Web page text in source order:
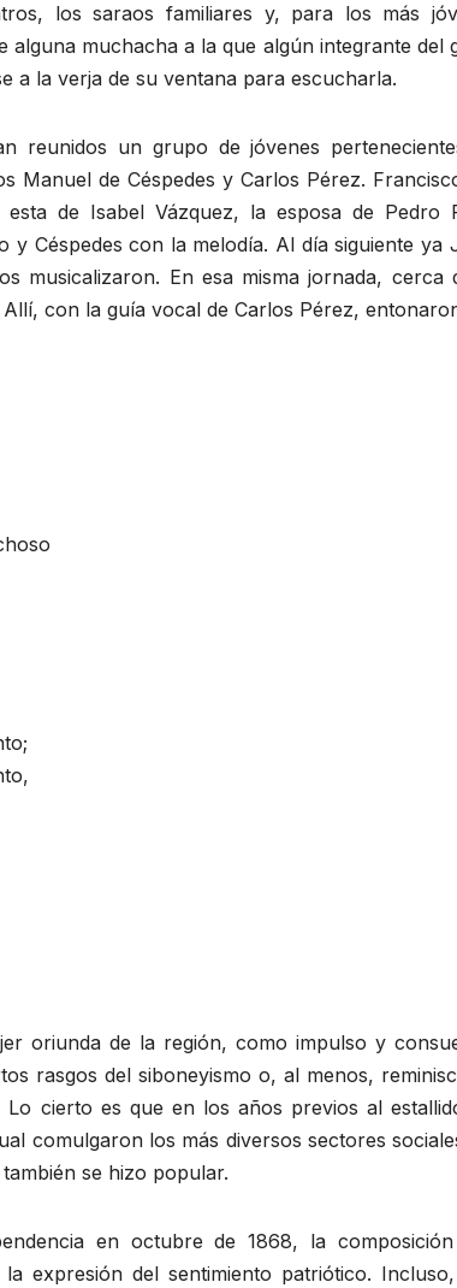
los saraos familiares y, para los más
alguna muchacha a la que algún integrante
a la verja de su ventana para escucharla.
reunidos un grupo de jóvenes
Manuel de Céspedes y Carlos Pérez.
de Isabel Vázquez, la esposa de Pedro
y Céspedes con la melodía. Al día siguiente
musicalizaron. En esa misma jornada,
con la guía vocal de Carlos Pérez,
oriunda de la región, como impulso y
rasgos del siboneyismo o, al menos,
Lo cierto es que en los años previos al
comulgaron los más diversos sectores
se hizo popular.
en octubre de 1868, la
expresión del sentimiento patriótico.